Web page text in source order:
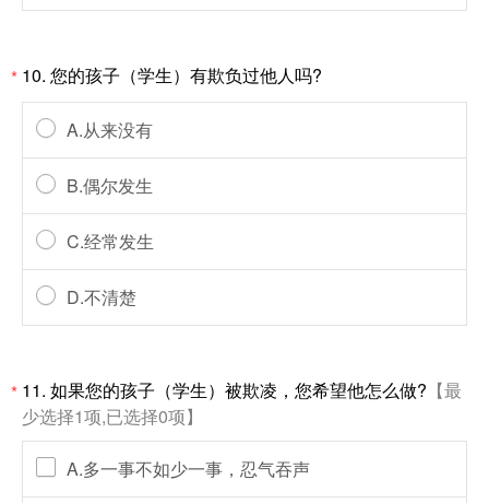
* 10. 您的孩子（学生）有欺负过他人吗?
A.从来没有
B.偶尔发生
C.经常发生
D.不清楚
* 11. 如果您的孩子（学生）被欺凌，您希望他怎么做? 【最
少选择1项,已选择0项】
A.多一事不如少一事，忍气吞声